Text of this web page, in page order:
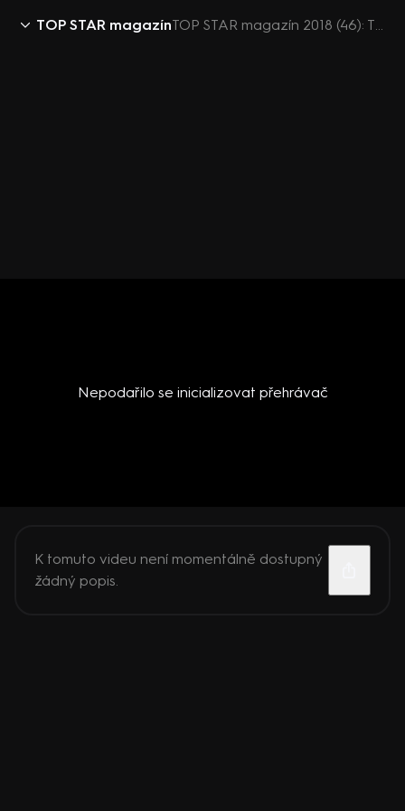
TOP STAR magazín TOP STAR magazín 2018 (46): TSM před deseti lety (retro) - Bartošová a Pomeje, Ochotská, Kostková
Nepodařilo se inicializovat přehrávač
K tomuto videu není momentálně dostupný
žádný popis.